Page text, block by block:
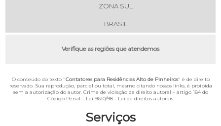
Serviços
ZONA SUL
BRASIL
Verifique as regiões que atendemos
O conteúdo do texto "Contatores para Residências Alto de Pinheiros" é de direito
reservado. Sua reprodução, parcial ou total, mesmo citando nossos links, é proibida
sem a autorização do autor. Crime de violação de direito autoral – artigo 184 do
Código Penal – Lei 9610/98 - Lei de direitos autorais.